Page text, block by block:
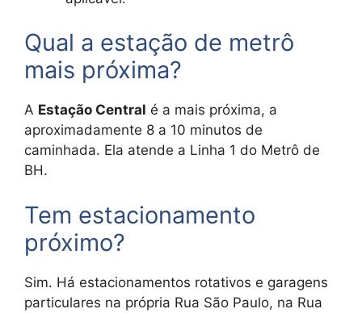
Qual a estação de metrô
mais próxima?
A Estação Central é a mais próxima, a
aproximadamente 8 a 10 minutos de
caminhada. Ela atende a Linha 1 do Metrô de
BH.
Tem estacionamento
próximo?
Sim. Há estacionamentos rotativos e garagens
particulares na própria Rua São Paulo, na Rua